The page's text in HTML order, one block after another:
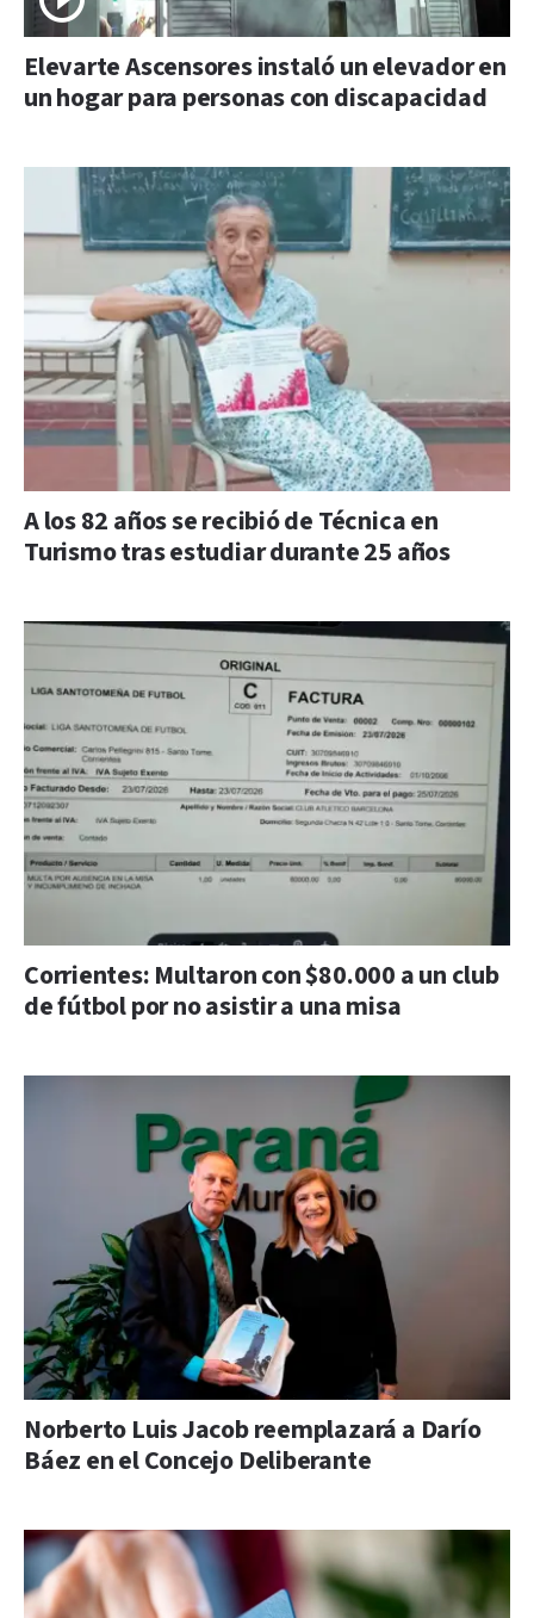
Elevarte Ascensores instaló un elevador en
un hogar para personas con discapacidad
A los 82 años se recibió de Técnica en
Turismo tras estudiar durante 25 años
Corrientes: Multaron con $80.000 a un club
de fútbol por no asistir a una misa
Norberto Luis Jacob reemplazará a Darío
Báez en el Concejo Deliberante